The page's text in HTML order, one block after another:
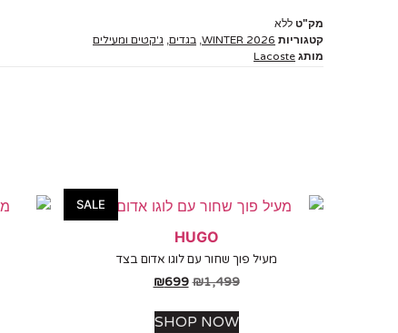
מק"ט ללא
קטגוריות WINTER 2026 בגדים ג'קטים ומעילים
מותג Lacoste
SALE
HUGO
מעיל פוך שחור עם לוגו אדום בצד
₪1,499
₪699
SHOP NOW